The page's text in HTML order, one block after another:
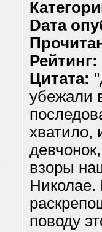
Dата
Рейтинг:
Цитата:
убежали
хватило,
взоры
поводу